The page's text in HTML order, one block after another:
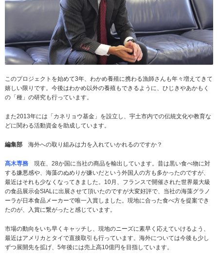
このプロジェクトを始めて3年、わかめ養殖に携わる漁師さんも年々増えてきて
嬉しい限りです。今後はわかめ以外の養殖もできるように、ひじきやあかもく
の「種」の研究も行っています。
また2013年には「カネリョウ基金」を設立し、宇土市内での伝統文化や教育な
どに関わる活動資金を助成しています。
編集部 海外への取り組みは力を入れていかれるのですか？
髙木専務 現在、28か国に当社の商品を輸出しています。昔は黒い食べ物に対
する嫌悪感や、海藻のぬめりが嫌いだという外国人の方も多かったのですが、
最近はそれも少なくなってきました。10月、フランスで開催された世界最大級
の食品展示会SIALに出展させて頂いたのですが大変好評で、当社の海藻グラノ
ーラが日本食品メーカーで唯一入賞しました。現地に合った食べ方を提案でき
たのが、入賞に繋がったと感じています。
市場の動向をいち早くキャッチし、現地のニーズに素早く応えていけるよう、
最近はアメリカとタイで直接取引も行っています。海外については今後も少し
ずつ展開先を拡げ、5年後には売上高10億円を目指しています。